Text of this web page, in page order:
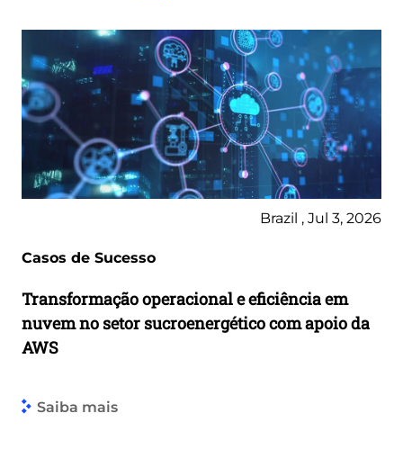
Brazil , Jul 3, 2026
Casos de Sucesso
Transformação operacional e eficiência em
nuvem no setor sucroenergético com apoio da
AWS
Saiba mais